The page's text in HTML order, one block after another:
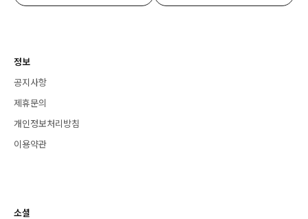
정보
공지사항
제휴문의
개인정보처리방침
이용약관
소셜